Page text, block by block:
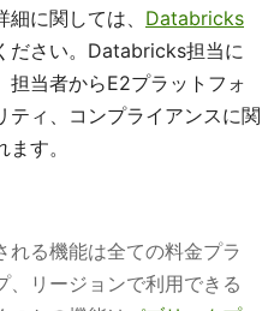
に関しては、 Databricks
ださい。Databricks担当に
担当者からE2プラットフォ
ティ、コンプライアンスに関
す。
れる機能は全ての料金プラ
、リージョンで利用できる